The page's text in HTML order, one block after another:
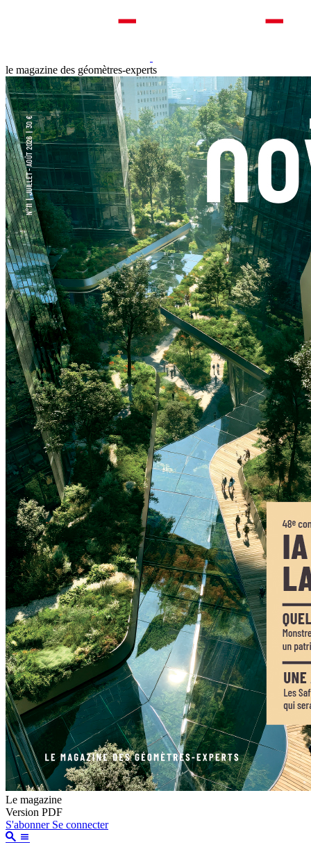
le magazine des géomètres-experts
Le magazine
Version PDF
S'abonner Se connecter